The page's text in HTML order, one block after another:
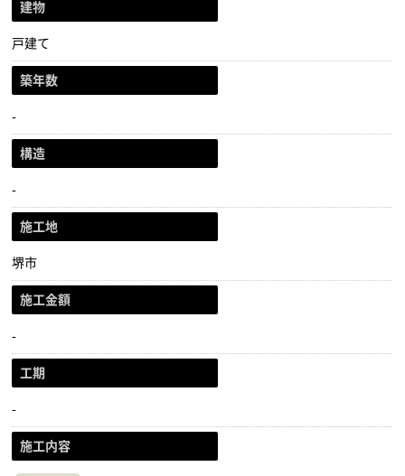
建物
戸建て
築年数
-
構造
-
施工地
堺市
施工金額
-
工期
-
施工内容